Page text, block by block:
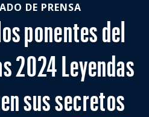
DE PRENSA
ponentes del
2024 Leyendas
sus secretos